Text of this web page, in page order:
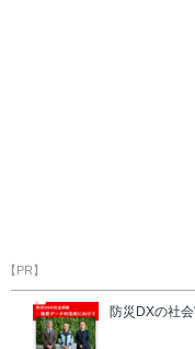
【PR】
防災DXの社